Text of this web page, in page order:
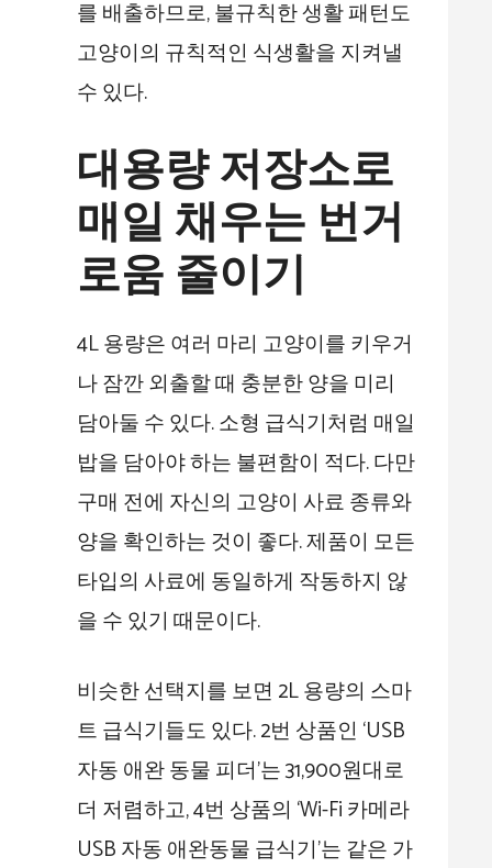
를 배출하므로, 불규칙한 생활 패턴도
고양이의 규칙적인 식생활을 지켜낼
수 있다.
대용량 저장소로
매일 채우는 번거
로움 줄이기
4L 용량은 여러 마리 고양이를 키우거
나 잠깐 외출할 때 충분한 양을 미리
담아둘 수 있다. 소형 급식기처럼 매일
밥을 담아야 하는 불편함이 적다. 다만
구매 전에 자신의 고양이 사료 종류와
양을 확인하는 것이 좋다. 제품이 모든
타입의 사료에 동일하게 작동하지 않
을 수 있기 때문이다.
비슷한 선택지를 보면 2L 용량의 스마
트 급식기들도 있다. 2번 상품인 ‘USB
자동 애완 동물 피더’는 31,900원대로
더 저렴하고, 4번 상품의 ‘Wi-Fi 카메라
USB 자동 애완동물 급식기’는 같은 가